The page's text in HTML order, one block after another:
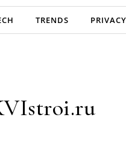
TRENDS